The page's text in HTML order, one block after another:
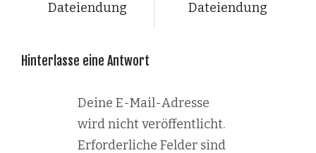
Dateiendung
Dateiendung
Hinterlasse eine Antwort
Deine E-Mail-Adresse
wird nicht veröffentlicht.
Erforderliche Felder sind